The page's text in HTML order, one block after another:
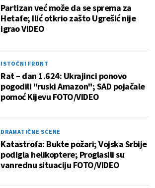
Partizan već može da se sprema za
Hetafe; Ilić otkrio zašto Ugrešić nije
igrao VIDEO
ISTOČNI FRONT
Rat – dan 1.624: Ukrajinci ponovo
pogodili "ruski Amazon"; SAD pojačale
pomoć Kijevu FOTO/VIDEO
DRAMATIČNE SCENE
Katastrofa: Bukte požari; Vojska Srbije
podigla helikoptere; Proglasili su
vanrednu situaciju FOTO/VIDEO